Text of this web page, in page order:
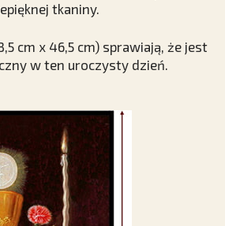
tkaniny.
cm x 46,5 cm) sprawiają, że jest
w ten uroczysty dzień.